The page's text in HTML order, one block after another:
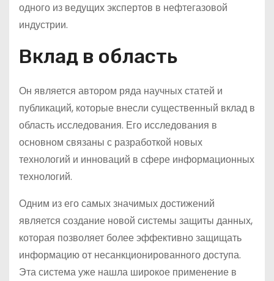
одного из ведущих экспертов в нефтегазовой
индустрии.
Вклад в область
Он является автором ряда научных статей и
публикаций, которые внесли существенный вклад в
область исследования. Его исследования в
основном связаны с разработкой новых
технологий и инноваций в сфере информационных
технологий.
Одним из его самых значимых достижений
является создание новой системы защиты данных,
которая позволяет более эффективно защищать
информацию от несанкционированного доступа.
Эта система уже нашла широкое применение в